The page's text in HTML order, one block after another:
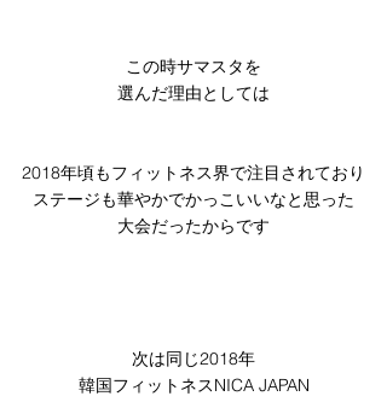
この時サマスタを
選んだ理由としては
2018年頃もフィットネス界で注目されており
ステージも華やかでかっこいいなと思った
大会だったからです
次は同じ2018年
韓国フィットネスNICA JAPAN